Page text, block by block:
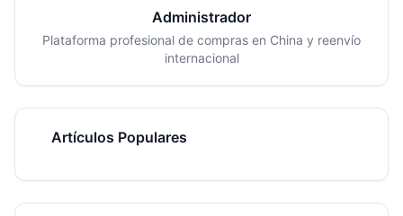
Administrador
Plataforma profesional de compras en China y reenvío
internacional
Artículos Populares